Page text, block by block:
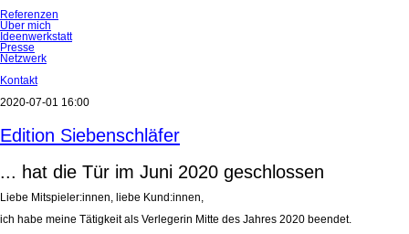
Referenzen
Über mich
Ideenwerkstatt
Presse
Netzwerk
Kontakt
2020-07-01 16:00
Edition Siebenschläfer
... hat die Tür im Juni 2020 geschlossen
Liebe Mitspieler:innen, liebe Kund:innen,
ich habe meine Tätigkeit als Verlegerin Mitte des Jahres 2020 beendet.